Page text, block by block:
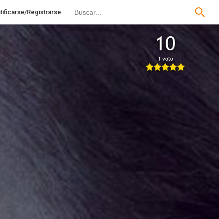
Registrarse
10
1 voto